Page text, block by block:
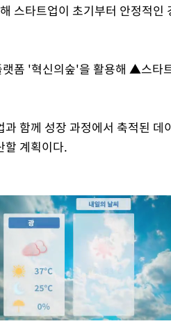
스타트업이 초기부터 안정적인
랫폼 '혁신의숲'을 활용해 ▲스타
함께 성장 과정에서 축적된 데
할 계획이다.